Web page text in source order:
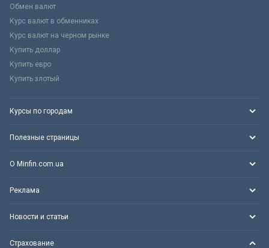
Обмен валют
Курс валют в обменниках
Курс валют на черном рынке
Купить доллар
Купить евро
Купить злотый
Курсы по городам
Полезные страницы
О Minfin.com.ua
Реклама
Новости и статьи
Страхование